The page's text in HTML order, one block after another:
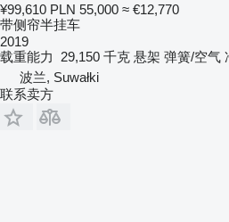
¥99,610 PLN 55,000 ≈ €12,770
带侧帘半挂车
2019
载重能力
29,150 千克 悬架 弹簧/空气
波兰, Suwałki
联系卖方